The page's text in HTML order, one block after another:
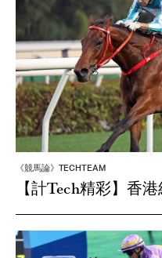
《競馬論》TECHTEAM
【計Tech精彩】香